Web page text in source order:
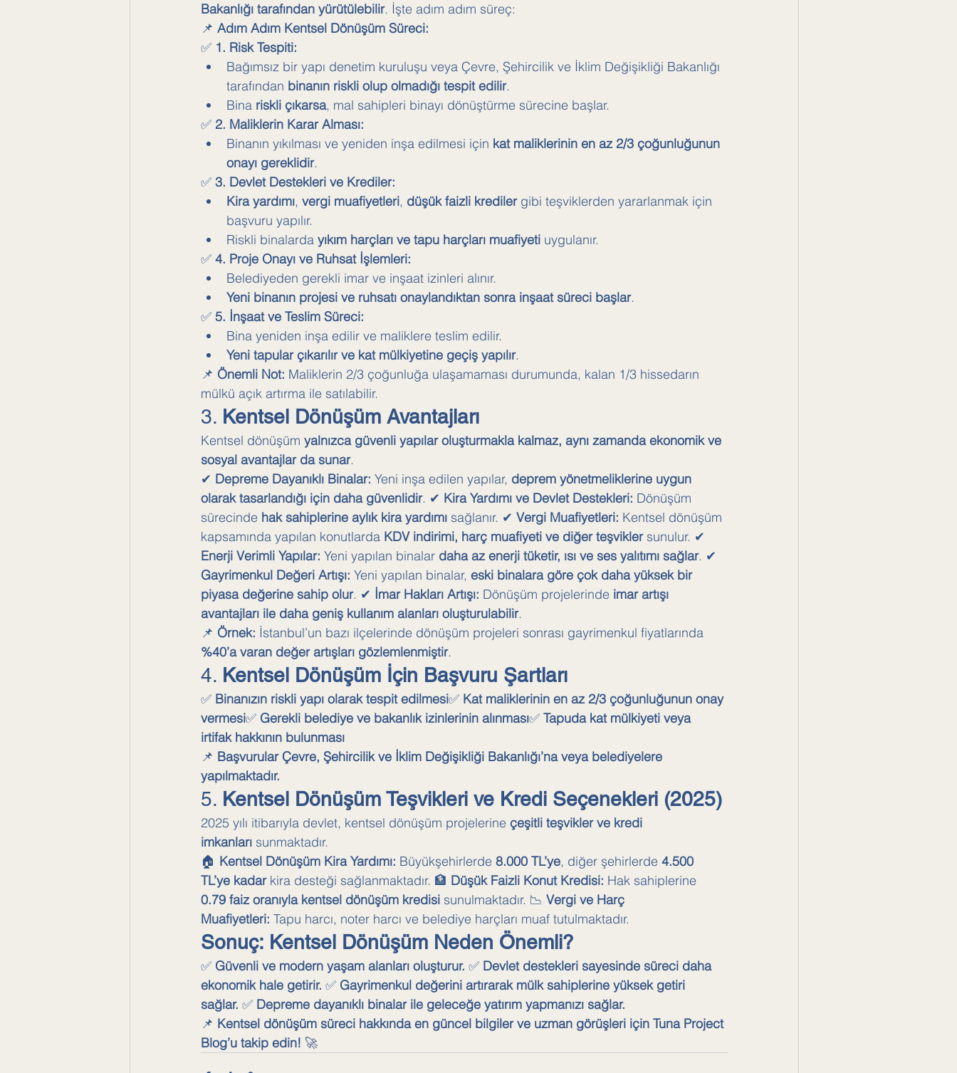
Bakanlığı tarafından yürütülebilir. İşte adım adım süreç:
📌 Adım Adım Kentsel Dönüşüm Süreci:
✅ 1. Risk Tespiti:
Bağımsız bir yapı denetim kuruluşu veya Çevre, Şehircilik ve İklim Değişikliği Bakanlığı
tarafından binanın riskli olup olmadığı tespit edilir.
Bina riskli çıkarsa, mal sahipleri binayı dönüştürme sürecine başlar.
✅ 2. Maliklerin Karar Alması:
Binanın yıkılması ve yeniden inşa edilmesi için kat maliklerinin en az 2/3 çoğunluğunun
onayı gereklidir.
✅ 3. Devlet Destekleri ve Krediler:
Kira yardımı, vergi muafiyetleri, düşük faizli krediler gibi teşviklerden yararlanmak için
başvuru yapılır.
Riskli binalarda yıkım harçları ve tapu harçları muafiyeti uygulanır.
✅ 4. Proje Onayı ve Ruhsat İşlemleri:
Belediyeden gerekli imar ve inşaat izinleri alınır.
Yeni binanın projesi ve ruhsatı onaylandıktan sonra inşaat süreci başlar.
✅ 5. İnşaat ve Teslim Süreci:
Bina yeniden inşa edilir ve maliklere teslim edilir.
Yeni tapular çıkarılır ve kat mülkiyetine geçiş yapılır.
📌 Önemli Not: Maliklerin 2/3 çoğunluğa ulaşamaması durumunda, kalan 1/3 hissedarın
mülkü açık artırma ile satılabilir.
3. Kentsel Dönüşüm Avantajları
Kentsel dönüşüm yalnızca güvenli yapılar oluşturmakla kalmaz, aynı zamanda ekonomik ve
sosyal avantajlar da sunar.
✔ Depreme Dayanıklı Binalar: Yeni inşa edilen yapılar, deprem yönetmeliklerine uygun
olarak tasarlandığı için daha güvenlidir. ✔ Kira Yardımı ve Devlet Destekleri: Dönüşüm
sürecinde hak sahiplerine aylık kira yardımı sağlanır. ✔ Vergi Muafiyetleri: Kentsel dönüşüm
kapsamında yapılan konutlarda KDV indirimi, harç muafiyeti ve diğer teşvikler sunulur. ✔
Enerji Verimli Yapılar: Yeni yapılan binalar daha az enerji tüketir, ısı ve ses yalıtımı sağlar. ✔
Gayrimenkul Değeri Artışı: Yeni yapılan binalar, eski binalara göre çok daha yüksek bir
piyasa değerine sahip olur. ✔ İmar Hakları Artışı: Dönüşüm projelerinde imar artışı
avantajları ile daha geniş kullanım alanları oluşturulabilir.
📌 Örnek: İstanbul’un bazı ilçelerinde dönüşüm projeleri sonrası gayrimenkul fiyatlarında
%40’a varan değer artışları gözlemlenmiştir.
4. Kentsel Dönüşüm İçin Başvuru Şartları
✅ Binanızın riskli yapı olarak tespit edilmesi✅ Kat maliklerinin en az 2/3 çoğunluğunun onay
vermesi✅ Gerekli belediye ve bakanlık izinlerinin alınması✅ Tapuda kat mülkiyeti veya
irtifak hakkının bulunması
📌 Başvurular Çevre, Şehircilik ve İklim Değişikliği Bakanlığı’na veya belediyelere
yapılmaktadır.
5. Kentsel Dönüşüm Teşvikleri ve Kredi Seçenekleri (2025)
2025 yılı itibarıyla devlet, kentsel dönüşüm projelerine çeşitli teşvikler ve kredi
imkanları sunmaktadır.
🏠 Kentsel Dönüşüm Kira Yardımı: Büyükşehirlerde 8.000 TL’ye, diğer şehirlerde 4.500
TL’ye kadar kira desteği sağlanmaktadır. 🏦 Düşük Faizli Konut Kredisi: Hak sahiplerine
0.79 faiz oranıyla kentsel dönüşüm kredisi sunulmaktadır. 📉 Vergi ve Harç
Muafiyetleri: Tapu harcı, noter harcı ve belediye harçları muaf tutulmaktadır.
Sonuç: Kentsel Dönüşüm Neden Önemli?
✅ Güvenli ve modern yaşam alanları oluşturur. ✅ Devlet destekleri sayesinde süreci daha
ekonomik hale getirir. ✅ Gayrimenkul değerini artırarak mülk sahiplerine yüksek getiri
sağlar. ✅ Depreme dayanıklı binalar ile geleceğe yatırım yapmanızı sağlar.
📌 Kentsel dönüşüm süreci hakkında en güncel bilgiler ve uzman görüşleri için Tuna Project
Blog’u takip edin! 🚀